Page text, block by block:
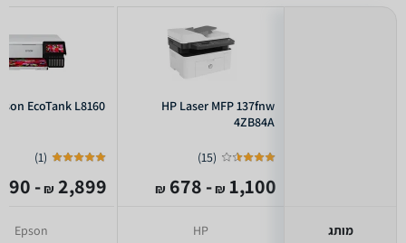
מותג
HP Laser MFP 137fnw
4ZB84A
(
15
)
1,100
₪
- 678
₪
HP
EcoTank L8160
(
1
)
2,899
₪
- 2,890
Epson